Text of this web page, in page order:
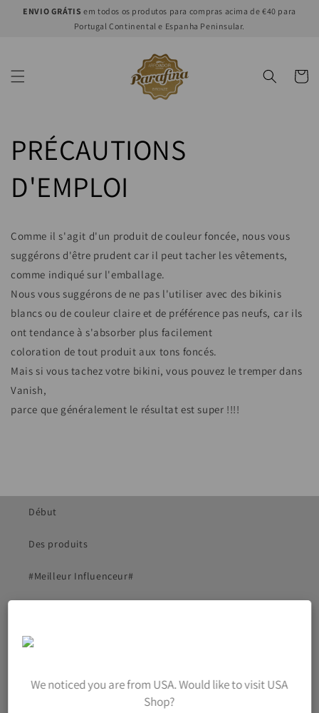
passer
ENVIO GRÁTIS em todos os produtos para compras acima de €40 para
Portugal Continental e Espanha Peninsular.
Panier
PRÉCAUTIONS
D'EMPLOI
Comme il s'agit d'un produit de couleur foncée, nous vous
suggérons d'être prudent car il peut tacher les vêtements,
comme indiqué sur l'emballage.
Nous vous suggérons de ne pas l'utiliser avec des bikinis
blancs ou de couleur claire et de préférence pas neufs, car ils
ont tendance à s'absorber plus facilement
coloration de tout produit aux tons foncés.
Mais si vous tachez votre bikini, vous pouvez le tremper dans
Vanish,
parce que généralement le résultat est super !!!!
Début
Des produits
#Meilleur Influenceur#
Notre affection dans chaque envoi
We noticed you are from USA. Would like to visit USA
Shop?